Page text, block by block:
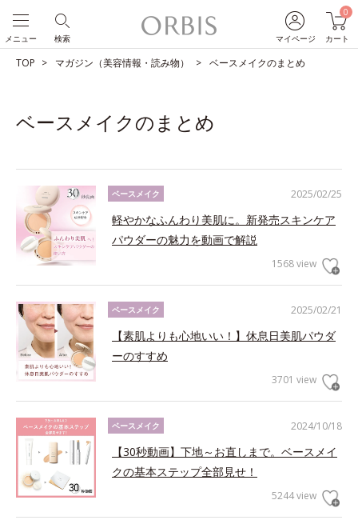
マイページ
0
カート
検索
メニュー
TOP マガジン（美容情報・読み物） ベースメイクのまとめ
ベースメイクのまとめ
2025/02/25
ベースメイク
軽やかなふんわり美肌に。新発売スキンケア
パウダーの魅力を動画で解説
1568 view
2025/02/21
ベースメイク
【素肌よりも心地いい！】休息日美肌パウダ
ーのすすめ
3701 view
2024/10/18
ベースメイク
【30秒動画】下地～お直しまで。ベースメイ
クの基本ステップ全部見せ！
5244 view